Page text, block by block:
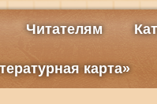
Читателям
карта»